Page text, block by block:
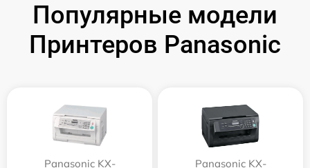
Популярные модели
Принтеров Panasonic
Panasonic KX-
Panasonic KX-